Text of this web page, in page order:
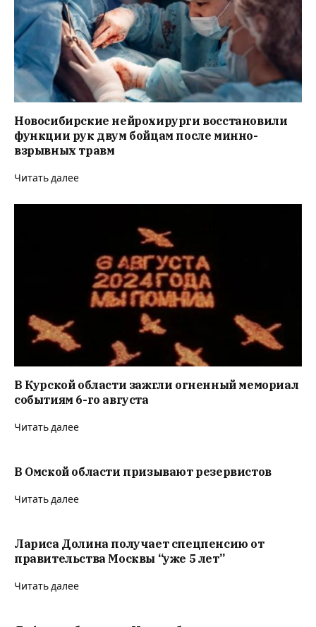
Новосибирские нейрохирурги восстановили
функции рук двум бойцам после минно-
взрывных травм
Читать далее
В Курской области зажгли огненный мемориал
событиям 6-го августа
Читать далее
В Омской области призывают резервистов
Читать далее
Лариса Долина получает спецпенсию от
правительства Москвы “уже 5 лет”
Читать далее